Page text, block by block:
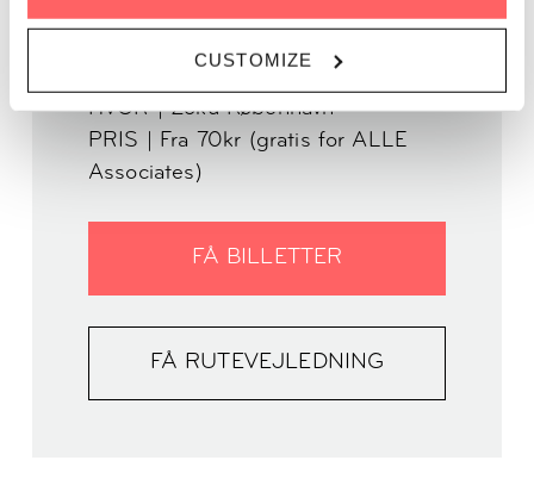
CUSTOMIZE
HVOR | Zoku København
PRIS | Fra 70kr (gratis for ALLE
Associates)
FÅ BILLETTER
FÅ RUTEVEJLEDNING